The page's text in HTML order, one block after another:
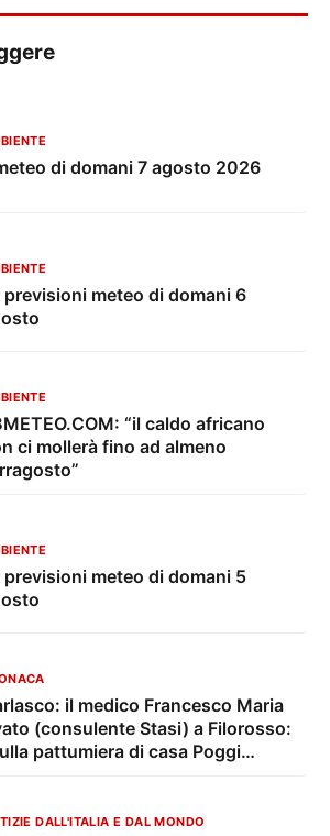
di domani 7 agosto 2026
previsioni meteo di domani 6
“il caldo africano
ci mollerà fino ad almeno
previsioni meteo di domani 5
il medico Francesco Maria
(consulente Stasi) a Filorosso:
pattumiera di casa Poggi
DALL'ITALIA E DAL MONDO